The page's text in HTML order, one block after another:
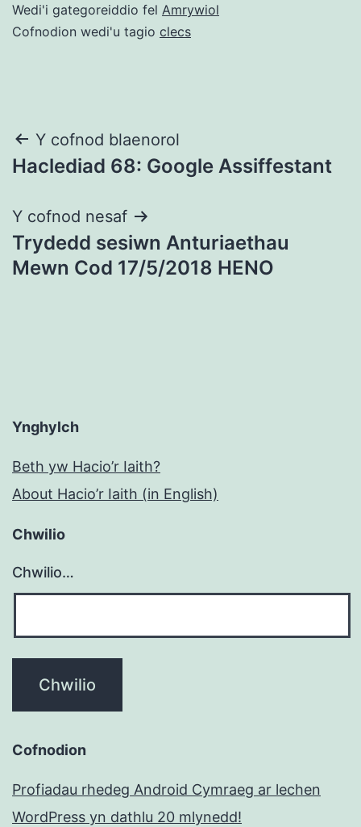
Wedi'i gategoreiddio fel Amrywiol
Cofnodion wedi'u tagio clecs
Llywio
cofnod
Y cofnod blaenorol
Haclediad 68: Google Assiffestant
Y cofnod nesaf
Trydedd sesiwn Anturiaethau
Mewn Cod 17/5/2018 HENO
Ynghylch
Beth yw Hacio’r Iaith?
About Hacio’r Iaith (in English)
Chwilio
Chwilio…
Cofnodion
Profiadau rhedeg Android Cymraeg ar lechen
WordPress yn dathlu 20 mlynedd!